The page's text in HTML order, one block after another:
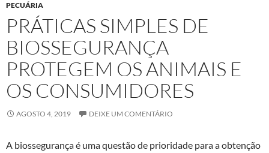
PECUÁRIA
PRÁTICAS SIMPLES DE
BIOSSEGURANÇA
PROTEGEM OS ANIMAIS E
OS CONSUMIDORES
AGOSTO 4, 2019 DEIXE UM COMENTÁRIO
A biossegurança é uma questão de prioridade para a obtenção